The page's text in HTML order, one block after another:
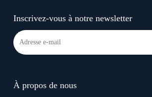
Inscrivez-vous à notre newsletter
À propos de nous